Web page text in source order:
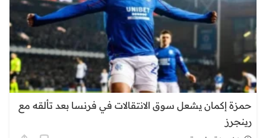
حمزة إكمان يشعل سوق الانتقالات في فرنسا بعد تألقه مع
رينجرز